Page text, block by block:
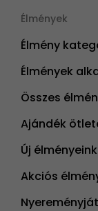
Élmények
Élmény
Élmények
Összes
Ajándék
Új élményeink
Akciós